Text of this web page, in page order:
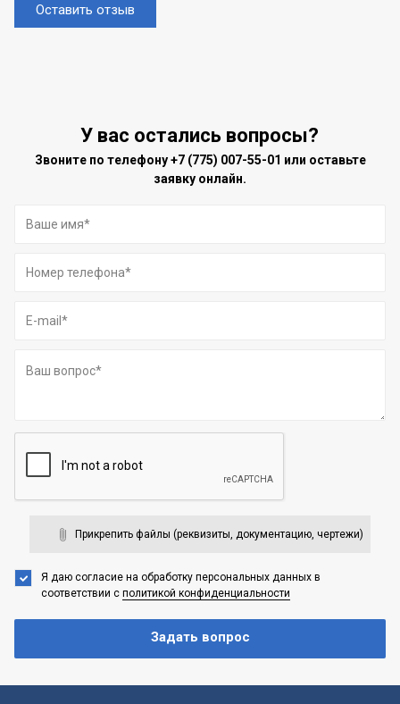
Оставить отзыв
У вас остались вопросы?
Звоните по телефону+7 (775) 007-55-01 или оставьте
заявку онлайн.
Прикрепить файлы (реквизиты, документацию, чертежи)
Я даю согласие на обработку персональных данных в
соответствии с политикой конфиденциальности